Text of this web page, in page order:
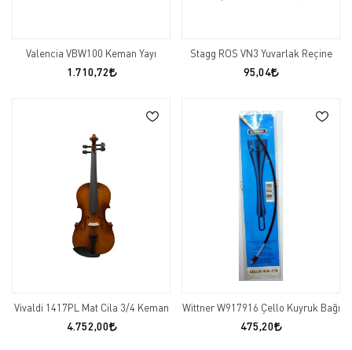
Valencia VBW100 Keman Yayı
1.710,72
Stagg ROS VN3 Yuvarlak Reçine
95,04
Vivaldi 1417PL Mat Cila 3/4 Keman
4.752,00
Wittner W917916 Çello Kuyruk Bağı
475,20